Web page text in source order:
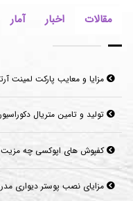
مقالات اخبار آمار
مزایا و معایب پارکت لمینت
تولید و تامین متریال
کفپوش های اپوکسی چه مزیت
مزایای نصب پوستر دیواری